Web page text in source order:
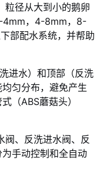
粒径从大到小的鹅卵
4mm，4-8mm，8-
部配水系统，并帮助
进水）和顶部（反洗
匀分布，避免产生
（ABS蘑菇头）
阀、反洗进水阀、反
手动控制和全自动